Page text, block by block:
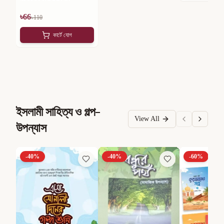
৳66৳110
কার্টে যোগ
ইসলামী সাহিত্য ও গল্প-
উপন্যাস
View All
-40% -40% -60%